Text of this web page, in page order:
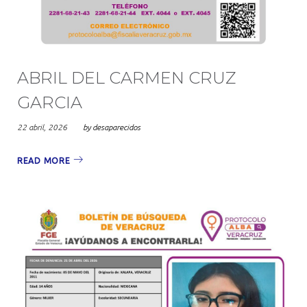
ABRIL DEL CARMEN CRUZ
GARCIA
22 abril, 2026 bydesaparecidos
READ MORE